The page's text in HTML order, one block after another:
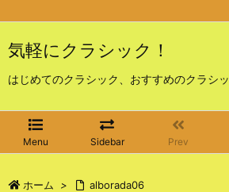
気軽にクラシック！
はじめてのクラシック、おすすめのクラシ
Menu Sidebar Prev
ホーム > alborada06